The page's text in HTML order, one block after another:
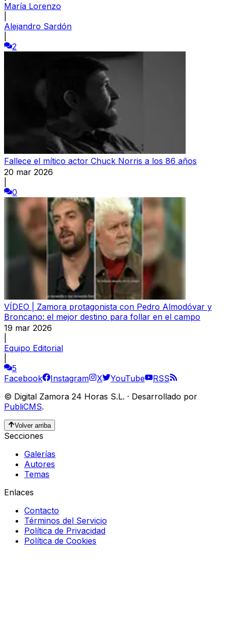
María Lorenzo
Alejandro Sardón
2
Fallece el mítico actor Chuck Norris a los 86 años
20 mar 2026
0
VÍDEO | Zamora protagonista con Pedro Almodóvar y
Broncano: el mejor destino para follar en el campo
19 mar 2026
Equipo Editorial
5
Facebook
Instagram X YouTube
RSS
© Digital Zamora 24 Horas S.L. · Desarrollado por
PubliCMS.
Volver arriba
Secciones
Galerías
Autores
Temas
Enlaces
Contacto
Términos del Servicio
Política de Privacidad
Política de Cookies